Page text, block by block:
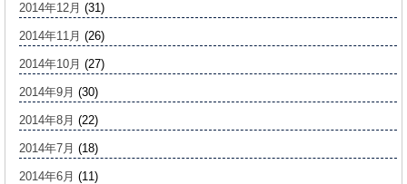
2014年12月 (31)
2014年11月 (26)
2014年10月 (27)
2014年9月 (30)
2014年8月 (22)
2014年7月 (18)
2014年6月 (11)